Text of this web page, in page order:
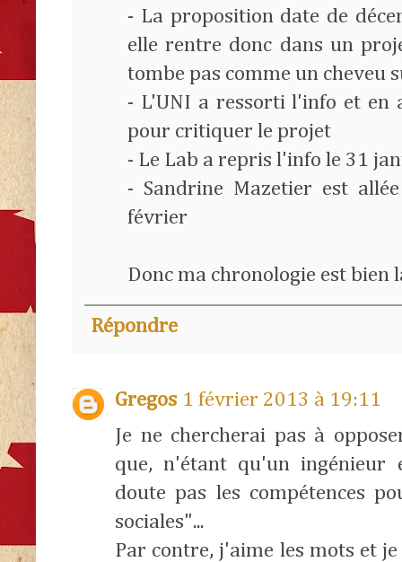
- La proposition date de
elle rentre donc dans un
tombe pas comme un cheveu
- L'UNI a ressorti l'info et
pour critiquer le projet
- Le Lab a repris l'info le 31
- Sandrine Mazetier est
février
Donc ma chronologie est bien
Répondre
Gregos 1 février 2013 à 19:11
Je ne chercherai pas à
que, n'étant qu'un ingénieur
doute pas les compétences
sociales"...
Par contre, j'aime les mots et